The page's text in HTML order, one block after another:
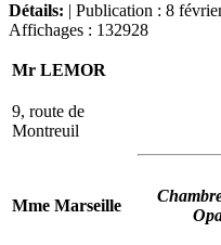
Détails: | Publication : 8
Affichages : 132928
Mr LEMOR
9, route de
Montreuil
Mme Marseille